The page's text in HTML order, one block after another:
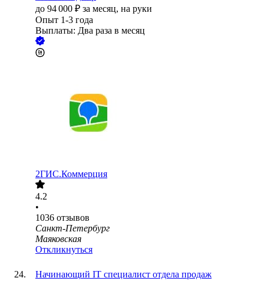
до 94 000 ₽ за месяц, на руки
Опыт 1-3 года
Выплаты: Два раза в месяц
2ГИС.Коммерция
4.2
•
1036 отзывов
Санкт-Петербург
Маяковская
Откликнуться
Начинающий IT специалист отдела продаж